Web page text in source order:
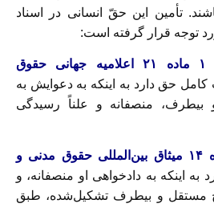
تأمین این حقّ انسانی در اسناد
توجه قرار گرفته است:
۱) قسمت اول از بند ۱ ماده ۲۱ اعلامیه جهانی حقوق
حق دارد به اینکه به دعوایش به
بیطرف، منصفانه و علناً رسیدگی
۲) قسمتی از بند ۱ ماده ۱۴ میثاق بین‌المللی حقوق مدنی و
اینکه به دادخواهی او منصفانه، و
مستقل و بیطرف تشکیل‌شده، طبق